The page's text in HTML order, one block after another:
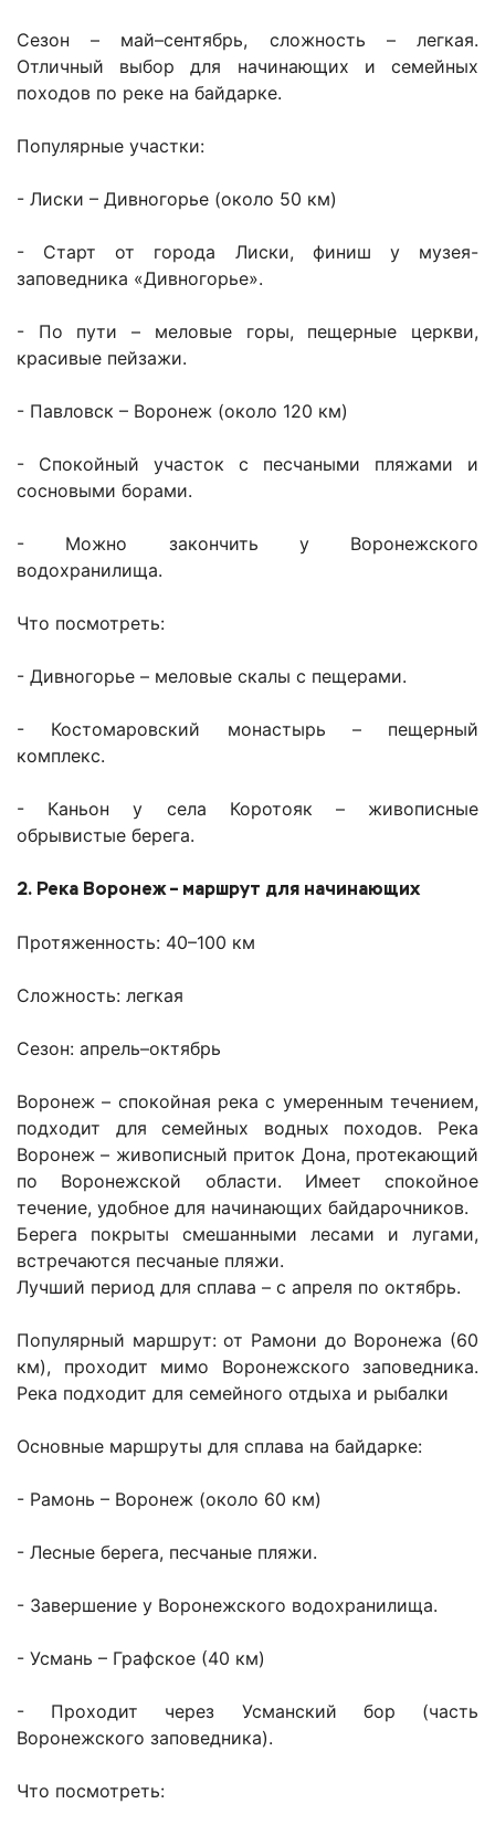
Сезон – май–сентябрь, сложность – легкая.
Отличный выбор для начинающих и семейных
походов по реке на байдарке.
Популярные участки:
- Лиски – Дивногорье (около 50 км)
- Старт от города Лиски, финиш у музея-
заповедника «Дивногорье».
- По пути – меловые горы, пещерные церкви,
красивые пейзажи.
- Павловск – Воронеж (около 120 км)
- Спокойный участок с песчаными пляжами и
сосновыми борами.
- Можно закончить у Воронежского
водохранилища.
Что посмотреть:
- Дивногорье – меловые скалы с пещерами.
- Костомаровский монастырь – пещерный
комплекс.
- Каньон у села Коротояк – живописные
обрывистые берега.
2. Река Воронеж – маршрут для начинающих
Протяженность: 40–100 км
Сложность: легкая
Сезон: апрель–октябрь
Воронеж – спокойная река с умеренным течением,
подходит для семейных водных походов. Река
Воронеж – живописный приток Дона, протекающий
по Воронежской области. Имеет спокойное
течение, удобное для начинающих байдарочников.
Берега покрыты смешанными лесами и лугами,
встречаются песчаные пляжи.
Лучший период для сплава – с апреля по октябрь.
Популярный маршрут: от Рамони до Воронежа (60
км), проходит мимо Воронежского заповедника.
Река подходит для семейного отдыха и рыбалки
Основные маршруты для сплава на байдарке:
- Рамонь – Воронеж (около 60 км)
- Лесные берега, песчаные пляжи.
- Завершение у Воронежского водохранилища.
- Усмань – Графское (40 км)
- Проходит через Усманский бор (часть
Воронежского заповедника).
Что посмотреть: